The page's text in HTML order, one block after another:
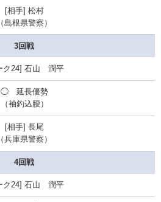
松村
（島根県警察）
3回戦
石山 潤平
◯ 延長優勢
（袖釣込腰）
長尾
（兵庫県警察）
4回戦
石山 潤平